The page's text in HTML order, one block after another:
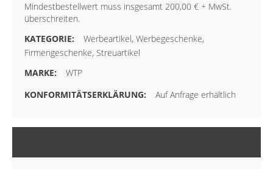
Mindestbestellwert muss insgesamt 200,00 € + MwSt.
überschreiten.
Werbeartikel, Werbegeschenke,
Firmengeschenke, Streuartikel
WTP
Auf Anfrage erhältlich